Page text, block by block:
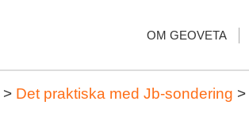
OM GEOVETA
> Det praktiska med Jb-sondering >